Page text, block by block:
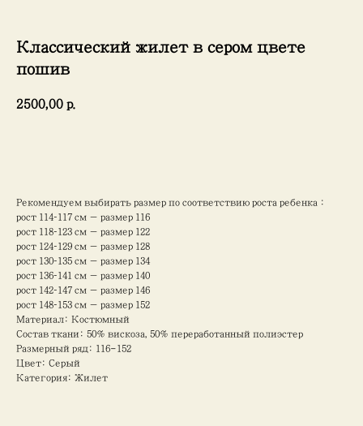
Классический жилет в сером цвете
пошив
2500,00 р.
Рекомендуем выбирать размер по соответствию роста ребенка :
рост 114–117 см — размер 116
рост 118–123 см — размер 122
рост 124–129 см — размер 128
рост 130–135 см — размер 134
рост 136–141 см — размер 140
рост 142–147 см — размер 146
рост 148–153 см — размер 152
Материал: Костюмный
Состав ткани: 50% вискоза, 50% переработанный полиэстер
Размерный ряд: 116-152
Цвет: Серый
Категория: Жилет